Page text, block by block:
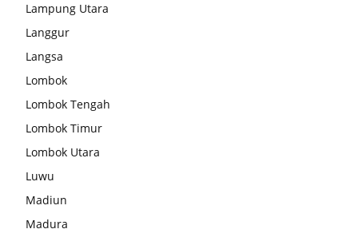
Lampung Utara
Langgur
Langsa
Lombok
Lombok Tengah
Lombok Timur
Lombok Utara
Luwu
Madiun
Madura